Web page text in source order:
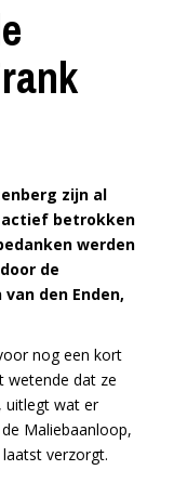
zijn al
actief betrokken
werden
de
den Enden,
nog een kort
wetende dat ze
uitlegt wat er
Maliebaanloop,
verzorgt.